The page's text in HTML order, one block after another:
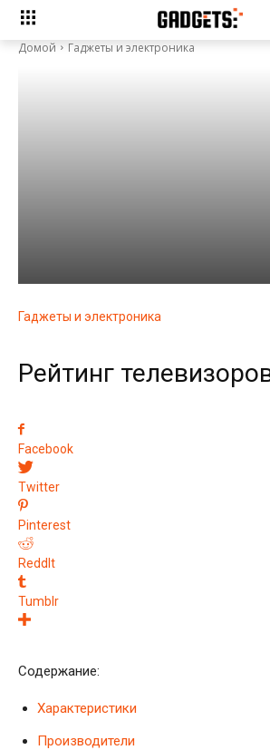
Домой Гаджеты и электроника
Гаджеты и электроника
Рейтинг
Facebook
Twitter
Pinterest
ReddIt
Tumblr
Содержание:
Характеристики
Производители